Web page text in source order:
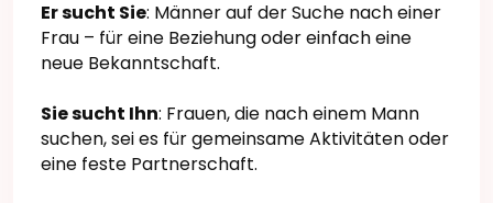
Er sucht Sie: Männer auf der Suche nach einer
Frau – für eine Beziehung oder einfach eine
neue Bekanntschaft.
Sie sucht Ihn: Frauen, die nach einem Mann
suchen, sei es für gemeinsame Aktivitäten oder
eine feste Partnerschaft.